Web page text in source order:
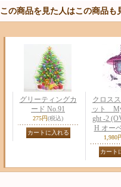
この商品を見た人はこの商品も
グリーティングカ
ード No.91
275円(税込)
クロス
ット
ght -2
Н オー
1,980